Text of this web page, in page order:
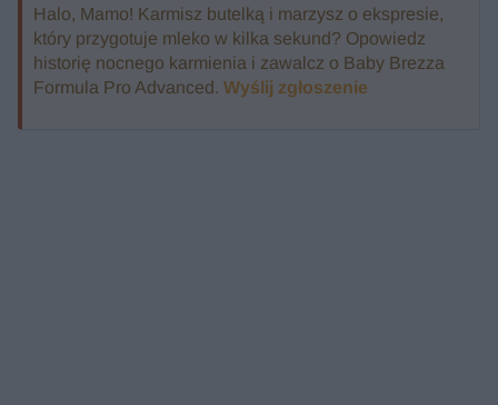
Halo, Mamo! Karmisz butelką i marzysz o ekspresie,
który przygotuje mleko w kilka sekund? Opowiedz
historię nocnego karmienia i zawalcz o Baby Brezza
Formula Pro Advanced. Wyślij zgłoszenie